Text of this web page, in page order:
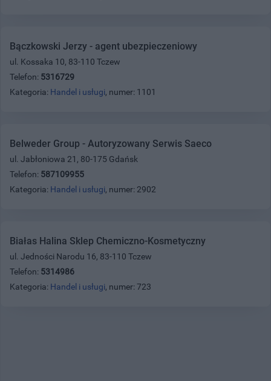
Bączkowski Jerzy - agent ubezpieczeniowy
ul. Kossaka 10, 83-110 Tczew
Telefon: 5316729
Kategoria: Handel i usługi, numer: 1101
Belweder Group - Autoryzowany Serwis Saeco
ul. Jabłoniowa 21, 80-175 Gdańsk
Telefon: 587109955
Kategoria: Handel i usługi, numer: 2902
Białas Halina Sklep Chemiczno-Kosmetyczny
ul. Jedności Narodu 16, 83-110 Tczew
Telefon: 5314986
Kategoria: Handel i usługi, numer: 723